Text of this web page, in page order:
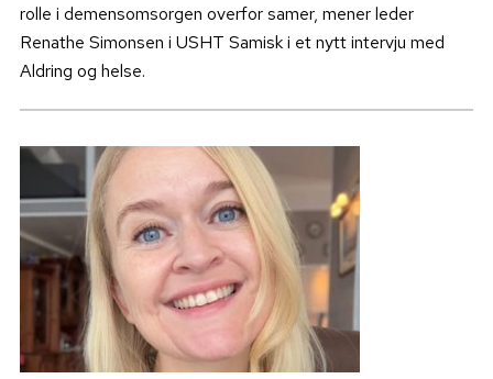
rolle i demensomsorgen overfor samer, mener leder
Renathe Simonsen i USHT Samisk i et nytt intervju med
Aldring og helse.